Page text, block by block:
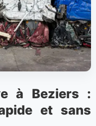
à Beziers :
et sans